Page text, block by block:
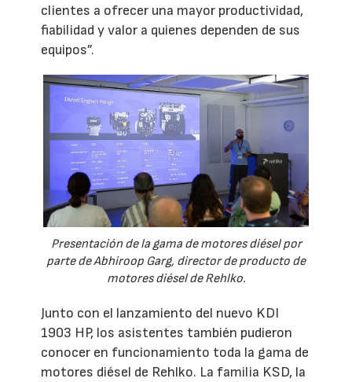
clientes a ofrecer una mayor productividad,
fiabilidad y valor a quienes dependen de sus
equipos”.
Presentación de la gama de motores diésel por
parte de Abhiroop Garg, director de producto de
motores diésel de Rehlko.
Junto con el lanzamiento del nuevo KDI
1903 HP, los asistentes también pudieron
conocer en funcionamiento toda la gama de
motores diésel de Rehlko. La familia KSD, la